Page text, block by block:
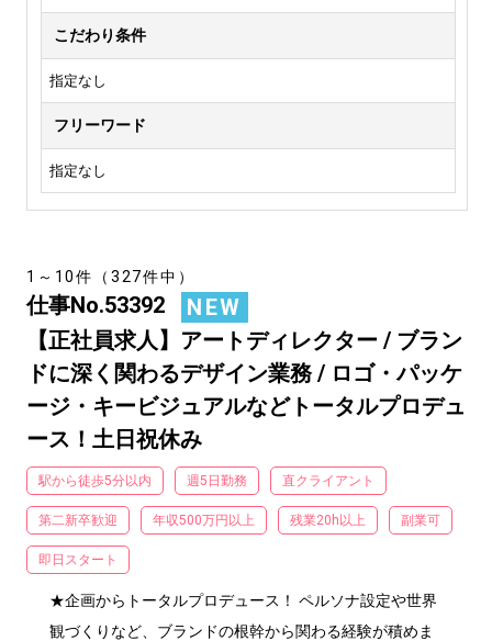
こだわり条件
指定なし
フリーワード
指定なし
1～10件（327件中）
仕事No.53392
NEW
【正社員求人】アートディレクター / ブラン
ドに深く関わるデザイン業務 / ロゴ・パッケ
ージ・キービジュアルなどトータルプロデュ
ース！土日祝休み
駅から徒歩5分以内 週5日勤務 直クライアント
第二新卒歓迎 年収500万円以上 残業20h以上 副業可
即日スタート
★企画からトータルプロデュース！ ペルソナ設定や世界
観づくりなど、ブランドの根幹から関わる経験が積めま